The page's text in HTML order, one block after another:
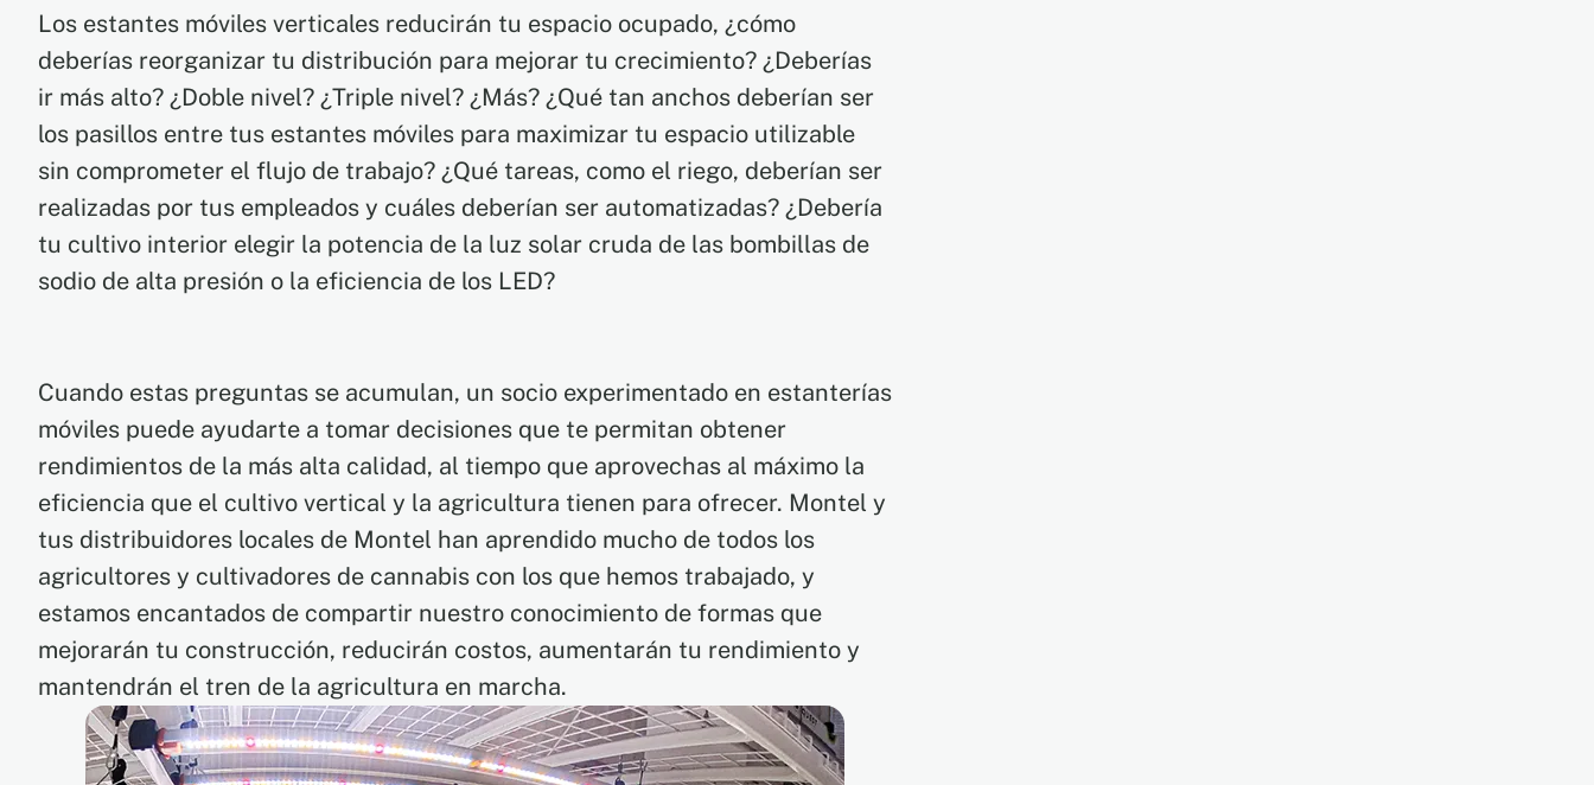
Los estantes móviles verticales reducirán tu espacio ocupado, ¿cómo
deberías reorganizar tu distribución para mejorar tu crecimiento? ¿Deberías
ir más alto? ¿Doble nivel? ¿Triple nivel? ¿Más? ¿Qué tan anchos deberían ser
los pasillos entre tus estantes móviles para maximizar tu espacio utilizable
sin comprometer el flujo de trabajo? ¿Qué tareas, como el riego, deberían ser
realizadas por tus empleados y cuáles deberían ser automatizadas? ¿Debería
tu cultivo interior elegir la potencia de la luz solar cruda de las bombillas de
sodio de alta presión o la eficiencia de los LED?
Cuando estas preguntas se acumulan, un socio experimentado en estanterías
móviles puede ayudarte a tomar decisiones que te permitan obtener
rendimientos de la más alta calidad, al tiempo que aprovechas al máximo la
eficiencia que el cultivo vertical y la agricultura tienen para ofrecer. Montel y
tus distribuidores locales de Montel han aprendido mucho de todos los
agricultores y cultivadores de cannabis con los que hemos trabajado, y
estamos encantados de compartir nuestro conocimiento de formas que
mejorarán tu construcción, reducirán costos, aumentarán tu rendimiento y
mantendrán el tren de la agricultura en marcha.